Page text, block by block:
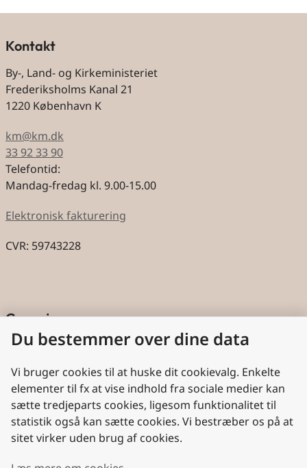
Kontakt
By-, Land- og Kirkeministeriet
Frederiksholms Kanal 21
1220 København K
km@km.dk
33 92 33 90
Telefontid:
Mandag-fredag kl. 9.00-15.00
Elektronisk fakturering
CVR: 59743228
Genveje
Cookies
Aktindsigt
Persondatabeskyttelse
Nyttige links
Plan- og Landdistriktsstyrelsen
Du bestemmer over dine data
Vi bruger cookies til at huske dit cookievalg. Enkelte
elementer til fx at vise indhold fra sociale medier kan
sætte tredjeparts cookies, ligesom funktionalitet til
statistik også kan sætte cookies. Vi bestræber os på at
sitet virker uden brug af cookies.